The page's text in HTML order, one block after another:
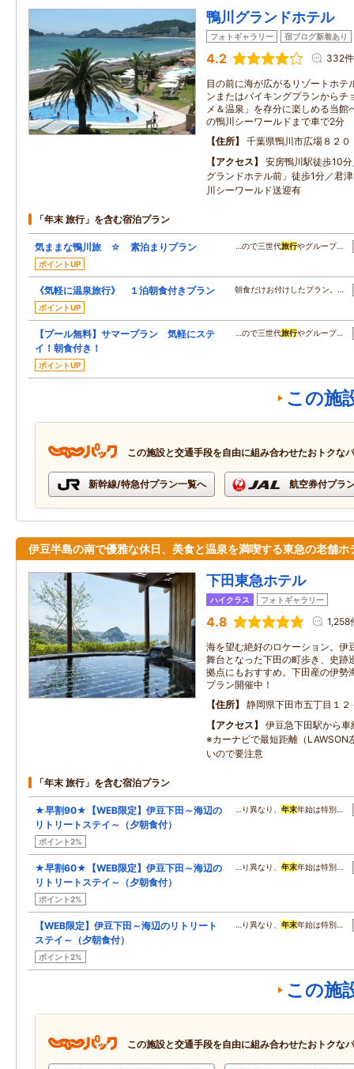
鴨川グランドホテル
フォトギャラリー 宿ブログ新着あり
4.2 332件
目の前に海が広がるリゾートホ
ンまたはバイキングプランからチ
メ＆温泉」を存分に楽しめる当館
の鴨川シーワールドまで車で2分
住所
千葉県鴨川市広場８２０
アクセス
安房鴨川駅徒歩10
グランドホテル前」徒歩1分／君
川シーワールド送迎有
「年末 旅行」を含む宿泊プラン
気ままな鴨川旅 ☆ 素泊まりプラン
ポイントUP
…ので三世代旅行やグループ…
《気軽に温泉旅行》 １泊朝食付きプラン
ポイントUP
朝食だけお付けしたプラン。…
【プール無料】サマープラン 気軽にステ
イ！朝食付き！
ポイントUP
…ので三世代旅行やグループ…
この施
この施設と交通手段を自由に組み合わせたおトクな
新幹線/特急付プラン一覧へ 航空券付プラ
伊豆半島の南で優雅な休日、美食と温泉を満喫する東急の老舗ホ
下田東急ホテル
ハイクラス フォトギャラリー
4.8 1,258
海を望む絶好のロケーション。伊
舞台となった下田の町歩き、史跡
拠点にもおすすめ。下田産の伊勢
プラン開催中！
住所
静岡県下田市五丁目１２
アクセス
伊豆急下田駅から
※カーナビで最短距離（LAWSON
いので要注意
「年末 旅行」を含む宿泊プラン
★早割90★【WEB限定】伊豆下田～海辺の
リトリートステイ～（夕朝食付）
ポイント2%
…り異なり、 年末年始は特別…
★早割60★【WEB限定】伊豆下田～海辺の
リトリートステイ～（夕朝食付）
ポイント2%
…り異なり、 年末年始は特別…
【WEB限定】伊豆下田～海辺のリトリート
ステイ～（夕朝食付）
ポイント2%
…り異なり、 年末年始は特別…
この施
この施設と交通手段を自由に組み合わせたおトクな